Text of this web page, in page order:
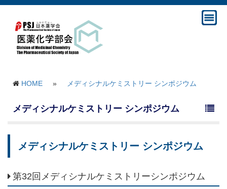
HOME » メディシナルケミストリー シンポジウム
メディシナルケミストリー シンポジウム
メディシナルケミストリー シンポジウム
第32回メディシナルケミストリーシンポジウム